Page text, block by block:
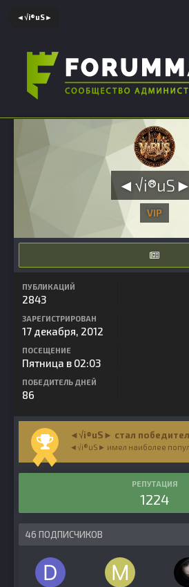
◄√i®uS►
◄√i®uS►
VIP
ПУБЛИКАЦИЙ
2843
ЗАРЕГИСТРИРОВАН
17 декабря, 2012
ПОСЕЩЕНИЕ
Пятница в 02:03
ПОБЕДИТЕЛЬ ДНЕЙ
86
◄√i®uS► стал
◄√i®uS► имел наиболее
РЕПУТАЦИЯ
1224
46 ПОДПИСЧИКОВ